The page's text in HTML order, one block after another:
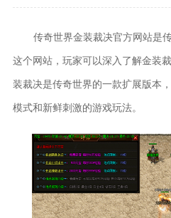
传奇世界金装裁决官方网站是
这个网站，玩家可以深入了解金装
装裁决是传奇世界的一款扩展版本
模式和新鲜刺激的游戏玩法。